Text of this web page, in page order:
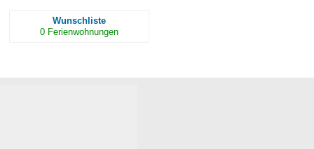
Wunschliste
0 Ferienwohnungen